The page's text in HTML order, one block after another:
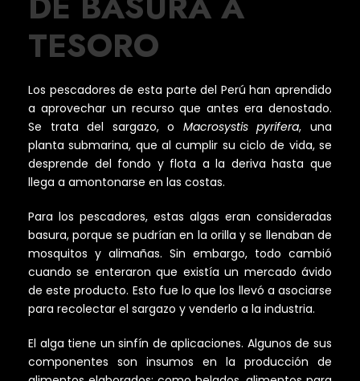
TESORO
Los pescadores de esta parte del Perú han aprendido
a aprovechar un recurso que antes era denostado.
Se trata del sargazo, o Macrosystis pyrifera, una
planta submarina, que al cumplir su ciclo de vida, se
desprende del fondo y flota a la deriva hasta que
llega a amontonarse en las costas.
Para los pescadores, estas algas eran consideradas
basura, porque se pudrían en la orilla y se llenaban de
mosquitos y alimañas. Sin embargo, todo cambió
cuando se enteraron que existía un mercado ávido
de este producto. Esto fue lo que los llevó a asociarse
para recolectar el sargazo y venderlo a la industria.
El alga tiene un sinfín de aplicaciones. Algunos de sus
componentes son insumos en la producción de